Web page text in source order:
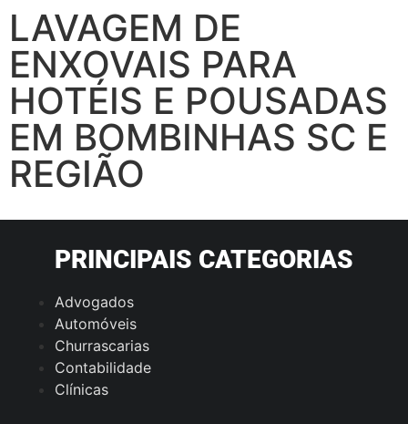
LAVAGEM DE
ENXOVAIS PARA
HOTÉIS E POUSADAS
EM BOMBINHAS SC E
REGIÃO
PRINCIPAIS CATEGORIAS
Advogados
Automóveis
Churrascarias
Contabilidade
Clínicas